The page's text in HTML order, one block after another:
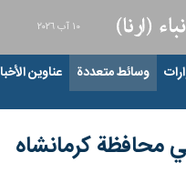
١٠ آب ٢٠٢٦
وسائط متعددة عناوين
محافظة كرمانشاه